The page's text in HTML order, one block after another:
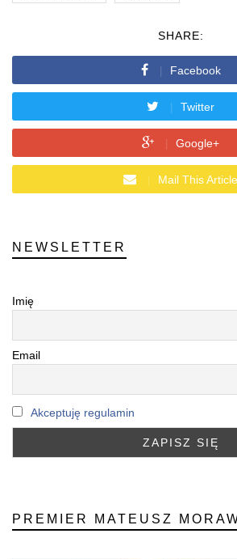
SHARE:
Facebook
Twitter
Google+
Mail This Article
NEWSLETTER
Imię
Email
Akceptuję regulamin
PREMIER MATEUSZ